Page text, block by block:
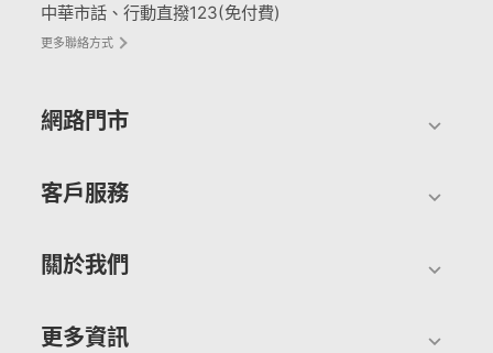
中華市話、行動直撥123(免付費)
更多聯絡方式
網路門市
客戶服務
關於我們
更多資訊